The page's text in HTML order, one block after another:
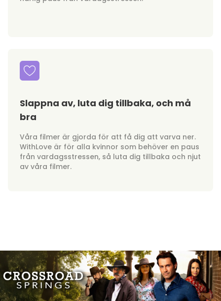
Slappna av, luta dig tillbaka, och må
bra
Våra filmer är gjorda för att få dig att varva ner.
WithLove är för alla kvinnor som behöver en paus
från vardagsstressen, så luta dig tillbaka och njut
av våra filmer.